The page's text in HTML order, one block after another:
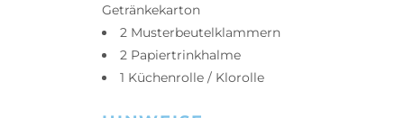
Getränkekarton
2 Musterbeutelklammern
2 Papiertrinkhalme
1 Küchenrolle / Klorolle